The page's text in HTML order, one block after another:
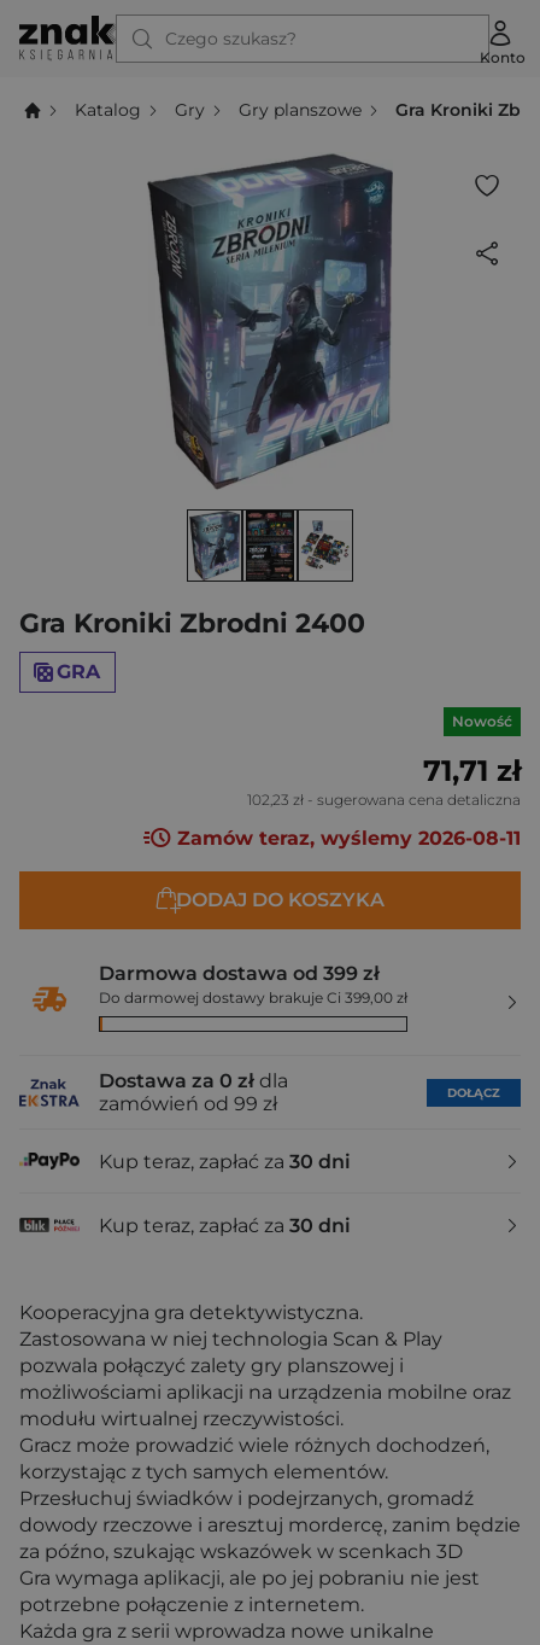
Czego szukasz?
Konto
Katalog Gry Gry planszowe Gra Kroniki
Gra Kroniki Zbrodni 2400
GRA
Nowość
71,71 zł
102,23 zł - sugerowana cena detaliczna
Zamów teraz, wyślemy 2026-08-11
DODAJ DO KOSZYKA
Darmowa dostawa od 399 zł
Do darmowej dostawy brakuje Ci 399,00 zł
Dostawa za 0 zł dla
zamówień od 99 zł
DOŁĄCZ
Kup teraz, zapłać za 30 dni
Kup teraz, zapłać za 30 dni
Kooperacyjna gra detektywistyczna.
Zastosowana w niej technologia Scan & Play
pozwala połączyć zalety gry planszowej i
możliwościami aplikacji na urządzenia mobilne oraz
modułu wirtualnej rzeczywistości.
Gracz może prowadzić wiele różnych dochodzeń,
korzystając z tych samych elementów.
Przesłuchuj świadków i podejrzanych, gromadź
dowody rzeczowe i aresztuj mordercę, zanim będzie
za późno, szukając wskazówek w scenkach 3D
Gra wymaga aplikacji, ale po jej pobraniu nie jest
potrzebne połączenie z internetem.
Każda gra z serii wprowadza nowe unikalne